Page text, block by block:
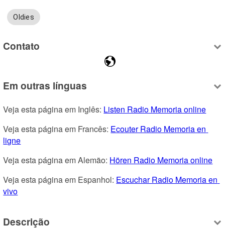
Oldies
Contato
Em outras línguas
Veja esta página em Inglês: Listen Radio Memoria online
Veja esta página em Francês: Ecouter Radio Memoria en
ligne
Veja esta página em Alemão: Hören Radio Memoria online
Veja esta página em Espanhol: Escuchar Radio Memoria en
vivo
Descrição